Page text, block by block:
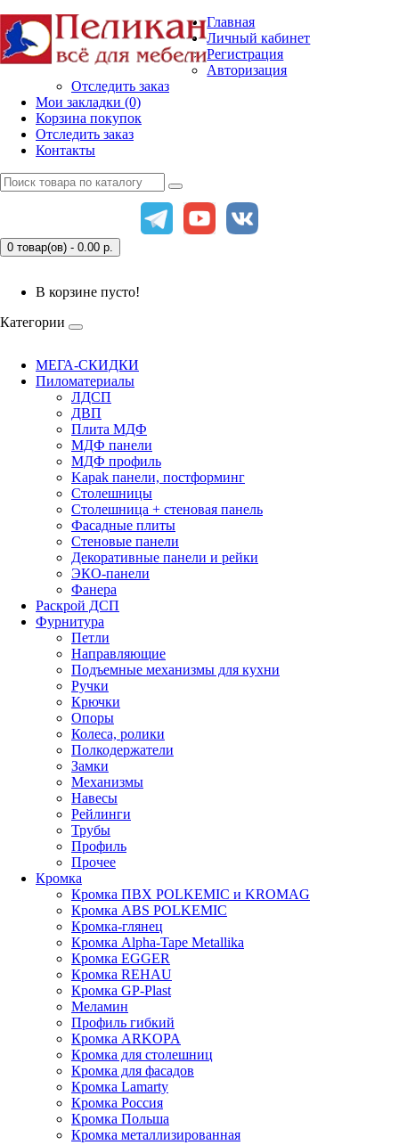
Главная
Личный кабинет
Регистрация
Авторизация
Отследить заказ
Мои закладки (0)
Корзина покупок
Отследить заказ
Контакты
0 товар(ов) - 0.00 р.
В корзине пусто!
Категории
МЕГА-СКИДКИ
Пиломатериалы
ЛДСП
ДВП
Плита МДФ
МДФ панели
МДФ профиль
Kapak панели, постформинг
Столешницы
Столешница + стеновая панель
Фасадные плиты
Стеновые панели
Декоративные панели и рейки
ЭКО-панели
Фанера
Раскрой ДСП
Фурнитура
Петли
Направляющие
Подъемные механизмы для кухни
Ручки
Крючки
Опоры
Колеса, ролики
Полкодержатели
Замки
Механизмы
Навесы
Рейлинги
Трубы
Профиль
Прочее
Кромка
Кромка ПВХ POLKEMIC и KROMAG
Кромка ABS POLKEMIС
Кромка-глянец
Кромка Alpha-Tape Metallika
Кромка EGGER
Кромка REHAU
Кромка GP-Plast
Меламин
Профиль гибкий
Кромка ARKOPA
Кромка для столешниц
Кромка для фасадов
Кромка Lamarty
Кромка Россия
Кромка Польша
Кромка металлизированная